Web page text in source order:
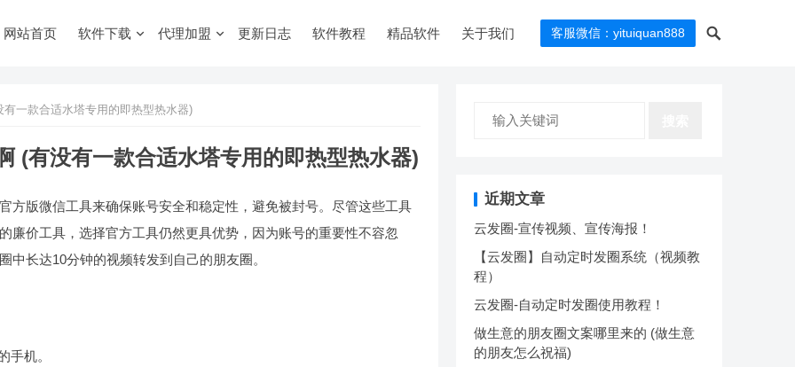
网站首页 软件下载 代理加盟 更新日志 软件教程 精品软件 关于我们 客服微信：yituiquan888
一款合适水塔专用的即热型热水器)
(有没有一款合适水塔专用的即热型热水器)
方版微信工具来确保账号安全和稳定性，避免被封号。尽管这些工具
廉价工具，选择官方工具仍然更具优势，因为账号的重要性不容忽
长达10分钟的视频转发到自己的朋友圈。
手机。
近期文章
云发圈-宣传视频、宣传海报！
【云发圈】自动定时发圈系统（视频教
程）
云发圈-自动定时发圈使用教程！
做生意的朋友圈文案哪里来的 (做生意
的朋友怎么祝福)